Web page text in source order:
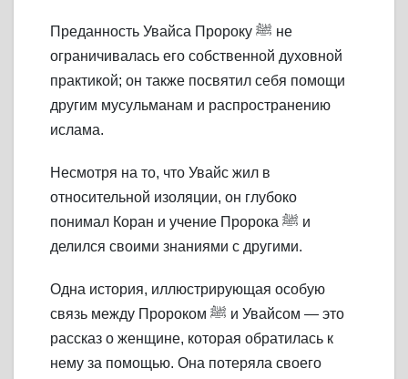
Преданность Увайса Пророку ﷺ не
ограничивалась его собственной духовной
практикой; он также посвятил себя помощи
другим мусульманам и распространению
ислама.
Несмотря на то, что Увайс жил в
относительной изоляции, он глубоко
понимал Коран и учение Пророка ﷺ и
делился своими знаниями с другими.
Одна история, иллюстрирующая особую
связь между Пророком ﷺ и Увайсом — это
рассказ о женщине, которая обратилась к
нему за помощью. Она потеряла своего